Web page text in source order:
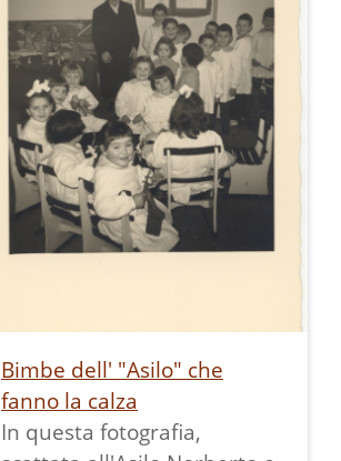
Bimbe dell' "Asilo" che
fanno la calza
In questa fotografia,